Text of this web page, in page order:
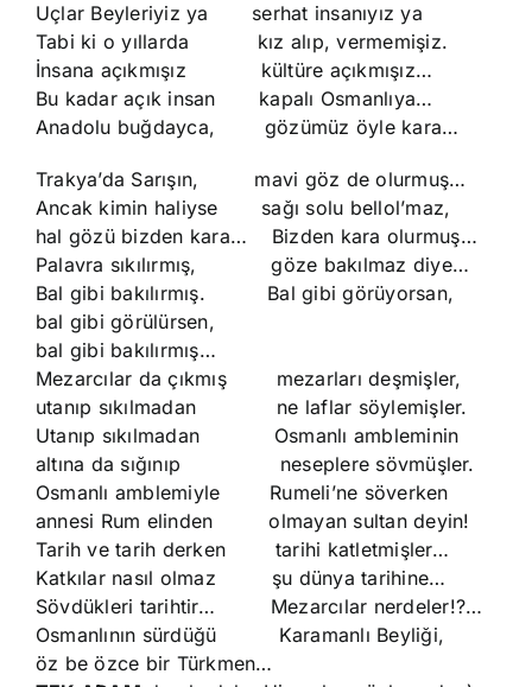
Uçlar Beyleriyiz ya serhat insanıyız ya
Tabi ki o yıllarda kız alıp, vermemişiz.
İnsana açıkmışız kültüre açıkmışız…
Bu kadar açık insan kapalı Osmanlıya…
Anadolu buğdayca, gözümüz öyle kara…
Trakya’da Sarışın, mavi göz de olurmuş…
Ancak kimin haliyse sağı solu bellol’maz,
hal gözü bizden kara… Bizden kara olurmuş…
Palavra sıkılırmış, göze bakılmaz diye…
Bal gibi bakılırmış. Bal gibi görüyorsan,
bal gibi görülürsen,
bal gibi bakılırmış…
Mezarcılar da çıkmış mezarları deşmişler,
utanıp sıkılmadan ne laflar söylemişler.
Utanıp sıkılmadan Osmanlı ambleminin
altına da sığınıp neseplere sövmüşler.
Osmanlı amblemiyle Rumeli’ne söverken
annesi Rum elinden olmayan sultan deyin!
Tarih ve tarih derken tarihi katletmişler…
Katkılar nasıl olmaz şu dünya tarihine…
Sövdükleri tarihtir… Mezarcılar nerdeler!?…
Osmanlının sürdüğü Karamanlı Beyliği,
öz be özce bir Türkmen…